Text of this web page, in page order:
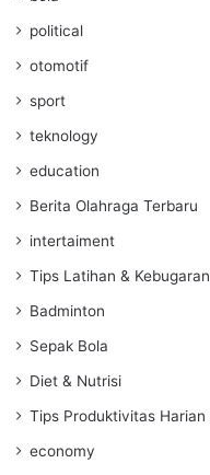
political
otomotif
sport
teknology
education
Berita Olahraga Terbaru
intertaiment
Tips Latihan & Kebugaran
Badminton
Sepak Bola
Diet & Nutrisi
Tips Produktivitas Harian
economy